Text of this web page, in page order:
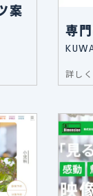
案
専
詳し